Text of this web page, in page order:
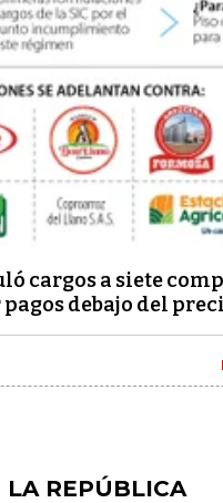
cargos a siete
debajo del
LA REPÚBLICA